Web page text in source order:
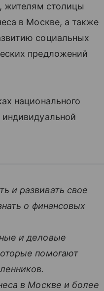
жителям столицы
в Москве, а также
социальных
предложений
национального
и развивать свое
о финансовых
и деловые
помогают
в Москве и более